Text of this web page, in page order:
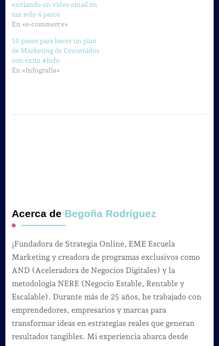
enviando un vídeo email en
tan solo 4 pasos
En «e-commerce»
10 pasos para hacer un plan
de Marketing de Contenidos
con éxito #Info
En «Infografia»
Acerca de Begoña Rodríguez
¡Fundadora de Strategia Online, EME Escuela
Marketing y creadora de programas exclusivos como
AND (Aceleradora de Negocios Digitales) y la
metodología NERE (Negocio Estable, Rentable y
Escalable). Durante más de 25 años, he trabajado con
emprendedores, empresarios y marcas para
transformar ideas en estrategias reales que generan
resultados tangibles. Mi experiencia abarca desde